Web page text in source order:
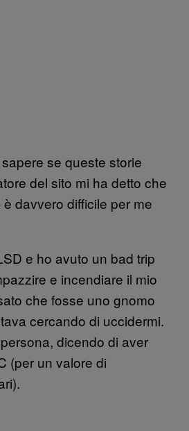
se queste storie
del sito mi ha detto che
davvero difficile per me
e ho avuto un bad trip
e incendiare il mio
che fosse uno gnomo
cercando di uccidermi.
dicendo di aver
(per un valore di